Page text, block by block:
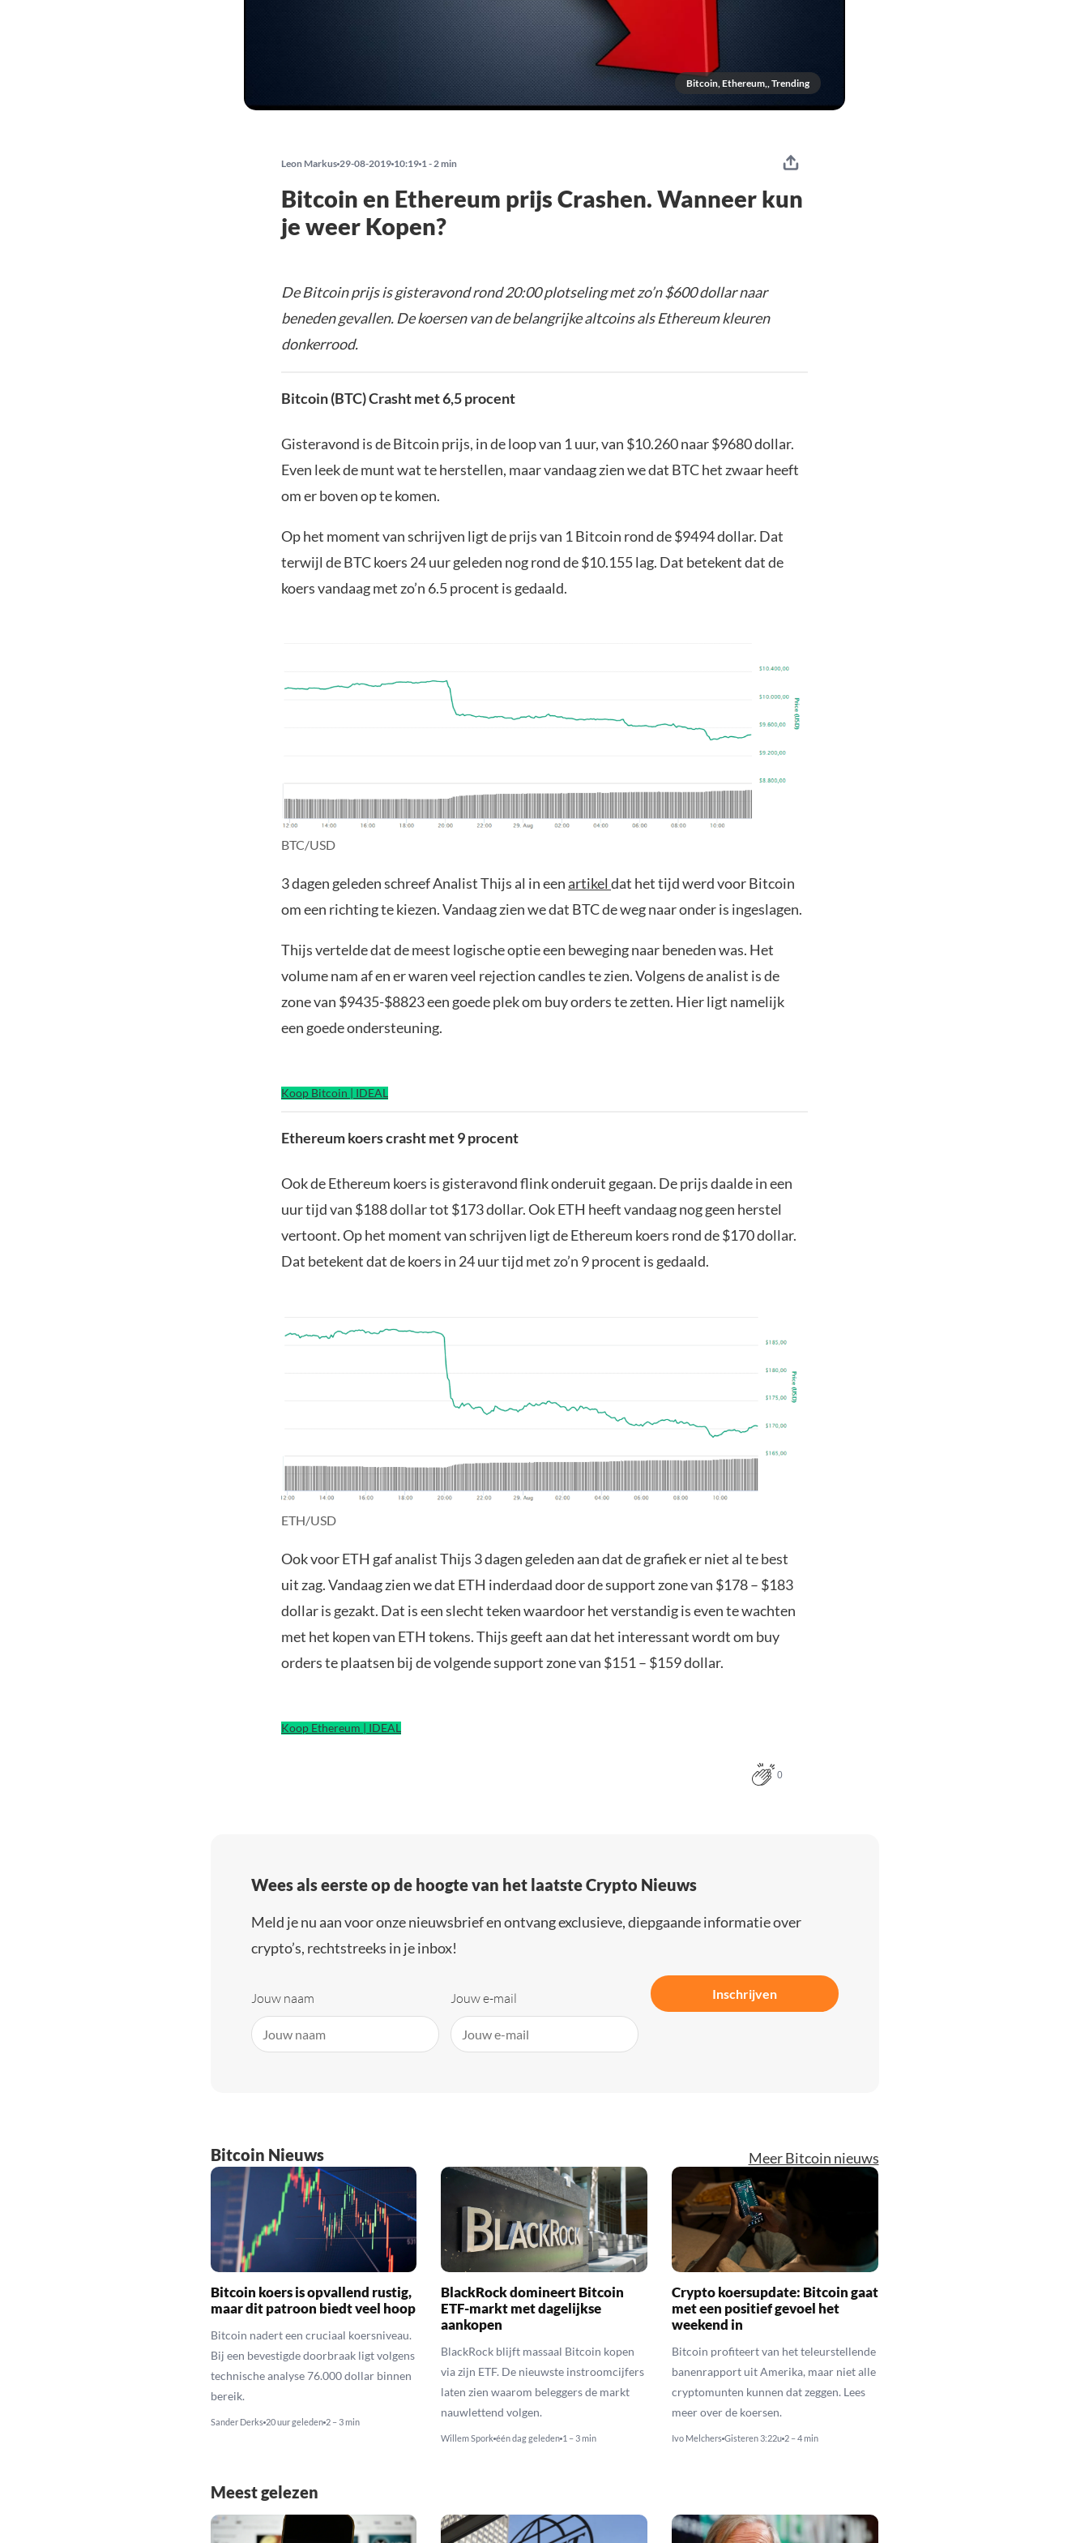
Bitcoin, Ethereum,, Trending
Leon Markus 29-08-2019 10:19 1 - 2 min
Bitcoin en Ethereum prijs Crashen. Wanneer kun
je weer Kopen?
De Bitcoin prijs is gisteravond rond 20:00 plotseling met zo’n $600 dollar naar
beneden gevallen. De koersen van de belangrijke altcoins als Ethereum kleuren
donkerrood.
Bitcoin (BTC) Crasht met 6,5 procent
Gisteravond is de Bitcoin prijs, in de loop van 1 uur, van $10.260 naar $9680 dollar.
Even leek de munt wat te herstellen, maar vandaag zien we dat BTC het zwaar heeft
om er boven op te komen.
Op het moment van schrijven ligt de prijs van 1 Bitcoin rond de $9494 dollar. Dat
terwijl de BTC koers 24 uur geleden nog rond de $10.155 lag. Dat betekent dat de
koers vandaag met zo’n 6.5 procent is gedaald.
BTC/USD
3 dagen geleden schreef Analist Thijs al in eenartikel dat het tijd werd voor Bitcoin
om een richting te kiezen. Vandaag zien we dat BTC de weg naar onder is ingeslagen.
Thijs vertelde dat de meest logische optie een beweging naar beneden was. Het
volume nam af en er waren veel rejection candles te zien. Volgens de analist is de
zone van $9435-$8823 een goede plek om buy orders te zetten. Hier ligt namelijk
een goede ondersteuning.
Koop Bitcoin | IDEAL
Ethereum koers crasht met 9 procent
Ook de Ethereum koers is gisteravond flink onderuit gegaan. De prijs daalde in een
uur tijd van $188 dollar tot $173 dollar. Ook ETH heeft vandaag nog geen herstel
vertoont. Op het moment van schrijven ligt de Ethereum koers rond de $170 dollar.
Dat betekent dat de koers in 24 uur tijd met zo’n 9 procent is gedaald.
ETH/USD
Ook voor ETH gaf analist Thijs 3 dagen geleden aan dat de grafiek er niet al te best
uit zag. Vandaag zien we dat ETH inderdaad door de support zone van $178 – $183
dollar is gezakt. Dat is een slecht teken waardoor het verstandig is even te wachten
met het kopen van ETH tokens. Thijs geeft aan dat het interessant wordt om buy
orders te plaatsen bij de volgende support zone van $151 – $159 dollar.
Koop Ethereum | IDEAL
0
Wees als eerste op de hoogte van het laatste Crypto Nieuws
Meld je nu aan voor onze nieuwsbrief en ontvang exclusieve, diepgaande informatie over
crypto’s, rechtstreeks in je inbox!
Jouw naam Jouw e-mail Inschrijven
Bitcoin Nieuws Meer Bitcoin nieuws
Bitcoin koers is opvallend rustig,
maar dit patroon biedt veel hoop
Bitcoin nadert een cruciaal koersniveau.
Bij een bevestigde doorbraak ligt volgens
technische analyse 76.000 dollar binnen
bereik.
Sander Derks 20 uur geleden 2 – 3 min
BlackRock domineert Bitcoin
ETF-markt met dagelijkse
aankopen
BlackRock blijft massaal Bitcoin kopen
via zijn ETF. De nieuwste instroomcijfers
laten zien waarom beleggers de markt
nauwlettend volgen.
Willem Spork één dag geleden 1 – 3 min
Crypto koersupdate: Bitcoin gaat
met een positief gevoel het
weekend in
Bitcoin profiteert van het teleurstellende
banenrapport uit Amerika, maar niet alle
cryptomunten kunnen dat zeggen. Lees
meer over de koersen.
Ivo Melchers Gisteren 3:22u 2 – 4 min
Meest gelezen